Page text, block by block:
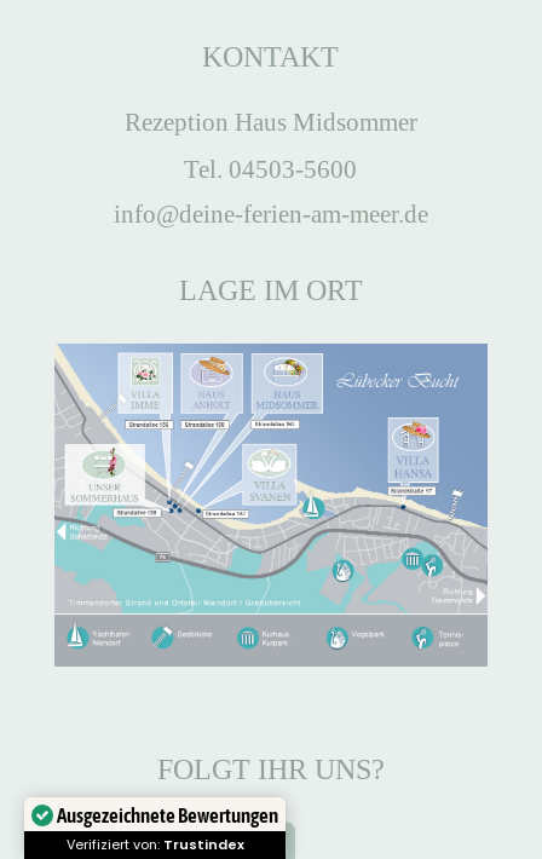
KONTAKT
Rezeption Haus Midsommer
Tel. 04503-5600
info@deine-ferien-am-meer.de
LAGE IM ORT
FOLGT IHR UNS?

Ausgezeichnete Bewertungen
Verifiziert von: Trustindex